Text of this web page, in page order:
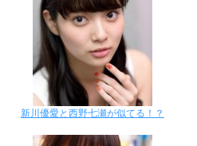
新川優愛と西野七瀬が似てる！？